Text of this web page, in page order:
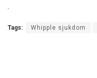
.
Tags: Whipple sjukdom